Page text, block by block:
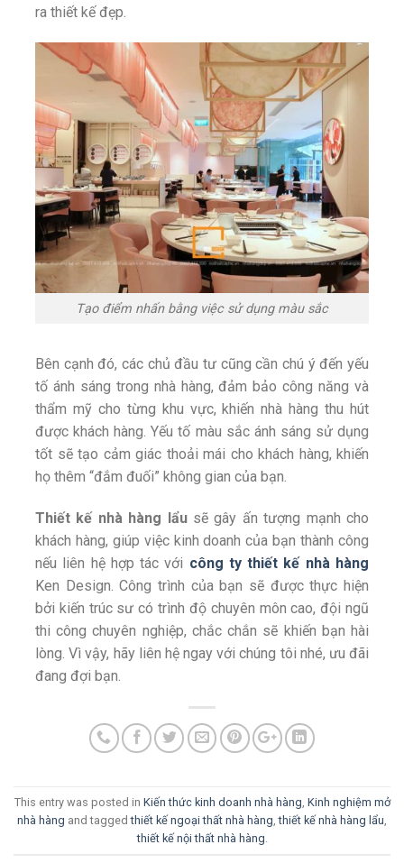
ra thiết kế đẹp.
Tạo điểm nhấn bằng việc sử dụng màu sắc
Bên cạnh đó, các chủ đầu tư cũng cần chú ý đến yếu
tố ánh sáng trong nhà hàng, đảm bảo công năng và
thẩm mỹ cho từng khu vực, khiến nhà hàng thu hút
được khách hàng. Yếu tố màu sắc ánh sáng sử dụng
tốt sẽ tạo cảm giác thoải mái cho khách hàng, khiến
họ thêm “đắm đuối” không gian của bạn.
Thiết kế nhà hàng lẩusẽ gây ấn tượng mạnh cho
khách hàng, giúp việc kinh doanh của bạn thành công
nếu liên hệ hợp tác với công ty thiết kế nhà hàng
Ken Design. Công trình của bạn sẽ được thực hiện
bởi kiến trúc sư có trình độ chuyên môn cao, đội ngũ
thi công chuyên nghiệp, chắc chắn sẽ khiến bạn hài
lòng. Vì vậy, hãy liên hệ ngay với chúng tôi nhé, ưu đãi
đang đợi bạn.
This entry was posted in Kiến thức kinh doanh nhà hàng Kinh nghiệm mở
nhà hàng and taggedthiết kế ngoại thất nhà hàng ,thiết kế nhà hàng lẩu
thiết kế nội thất nhà hàng